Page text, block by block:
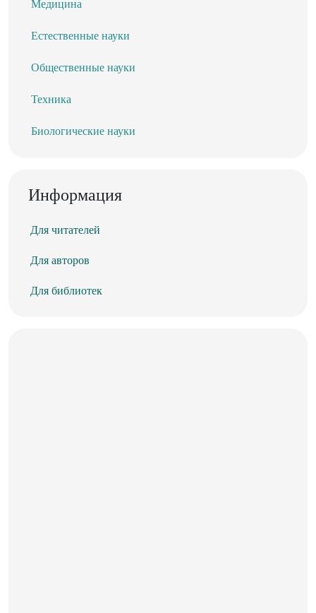
Медицина
Естественные науки
Общественные науки
Техника
Биологические науки
Информация
Для читателей
Для авторов
Для библиотек